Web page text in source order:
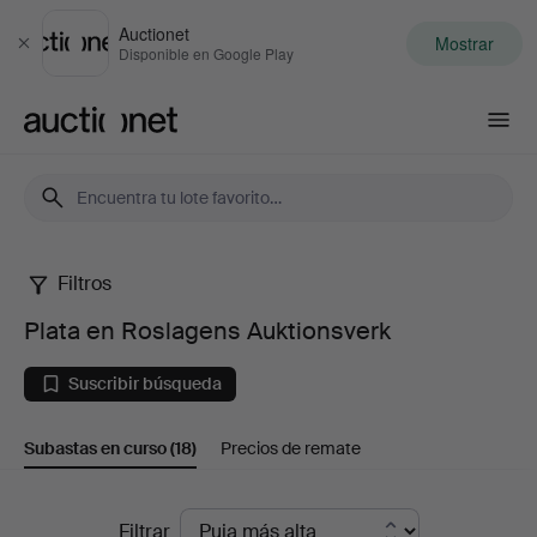
Cerrar
Auctionet
Disponible en Google Play Mostrar
Plata
en
Roslagens
Auktionsverk
Filtros
Plata en Roslagens Auktionsverk
Suscribir búsqueda
Subastas en curso(18) Precios de remate
SubastasFiltrar